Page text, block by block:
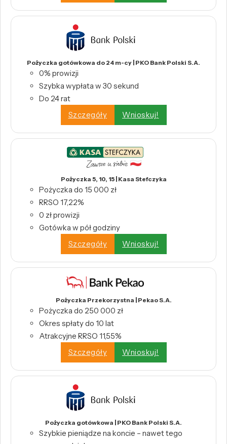
Pożyczka gotówkowa do 24 m-cy | PKO Bank Polski S.A.
0% prowizji
Szybka wypłata w 30 sekund
Do 24 rat
Szczegóły
Wnioskuj!
Pożyczka 5, 10, 15 | Kasa Stefczyka
Pożyczka do 15 000 zł
RRSO 17,22%
0 zł prowizji
Gotówka w pół godziny
Szczegóły
Wnioskuj!
Pożyczka Przekorzystna | Pekao S.A.
Pożyczka do 250 000 zł
Okres spłaty do 10 lat
Atrakcyjne RRSO 11,55%
Szczegóły
Wnioskuj!
Pożyczka gotówkowa | PKO Bank Polski S.A.
Szybkie pieniądze na koncie – nawet tego